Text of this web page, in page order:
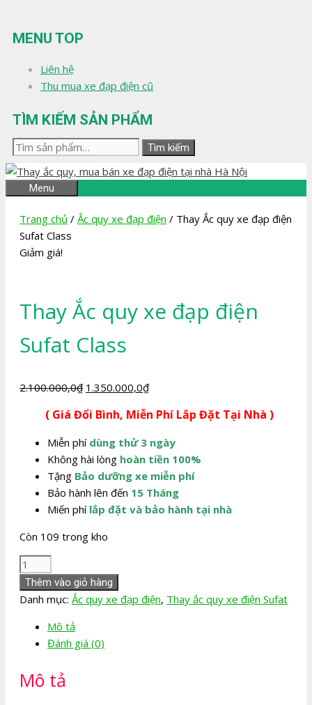
đến
nội
MENU TOP
Liên hệ
Thu mua xe đạp điện cũ
TÌM KIẾM SẢN PHẨM
Tìm
kiếm:
Tìm kiếm
Menu
Trang chủ / Ắc quy xe đạp điện / Thay Ắc quy xe đạp điện
Sufat Class
Giảm giá!
Thay Ắc quy xe đạp điện
Sufat Class
2.100.000,0₫ Giá
là:
2.100.000,0₫.
1.350.000,0₫Giá
tại
1.350.000,0₫.
( Giá Đổi Bình, Miễn Phí Lắp Đặt Tại Nhà )
Miễn phí dùng thử 3 ngày
Không hài lòng hoàn tiền 100%
Tặng Bảo dưỡng xe miễn phí
Bảo hành lên đến 15 Tháng
Miến phí lắp đặt và bảo hành tại nhà
Còn 109 trong kho
Thay
Ắc
quy
đạp
điện
Class
Thêm vào giỏ hàng
Danh mục: Ắc quy xe đạp điện, Thay ắc quy xe điện Sufat
Mô tả
Đánh giá (0)
Mô tả